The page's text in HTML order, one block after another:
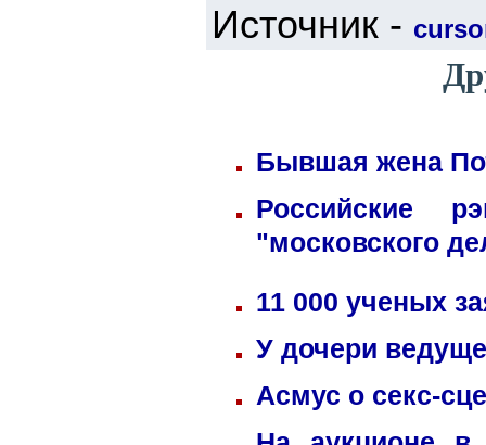
Источник -
Бывшая жена
Российские
"московского
11 000 ученых
У дочери
Асмус о секс-